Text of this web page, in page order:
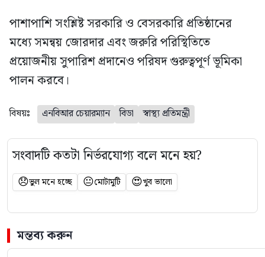
পাশাপাশি সংশ্লিষ্ট সরকারি ও বেসরকারি প্রতিষ্ঠানের
মধ্যে সমন্বয় জোরদার এবং জরুরি পরিস্থিতিতে
প্রয়োজনীয় সুপারিশ প্রদানেও পরিষদ গুরুত্বপূর্ণ ভূমিকা
পালন করবে।
বিষয়ঃ এনবিআর চেয়ারম্যান বিডা স্বাস্থ্য প্রতিমন্ত্রী
সংবাদটি কতটা নির্ভরযোগ্য বলে মনে হয়?
😞ভুল মনে হচ্ছে 😐মোটামুটি 😍খুব ভালো
মন্তব্য করুন